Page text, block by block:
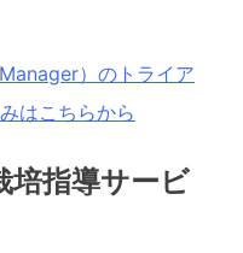
）のトライア
はこちらから
培指導サービ